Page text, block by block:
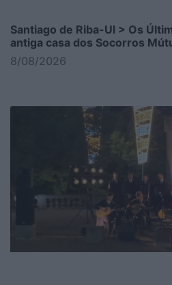
Santiago de Riba-Ul > Os
antiga casa dos Socorros
8/08/2026